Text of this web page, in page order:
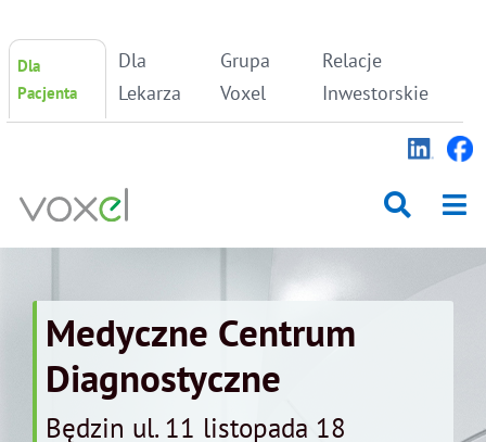
Skip
content
Dla
Pacjenta
Dla
Lekarza
Grupa
Voxel
Relacje
Inwestorskie
Medyczne Centrum
Diagnostyczne
Będzin ul. 11 listopada 18